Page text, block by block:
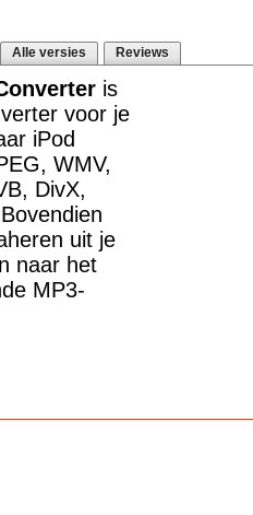
Alle versies Reviews
is
voor je
iPod
WMV,
DivX,
uit je
naar het
MP3-